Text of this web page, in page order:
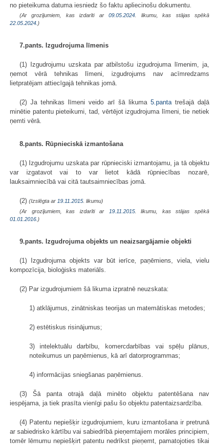
no pieteikuma datuma iesniedz šo faktu apliecinošu dokumentu.
(Ar grozījumiem, kas izdarīti ar09.05.2024 . likumu, kas stājas spēkā
22.05.2024. )
7.pants. Izgudrojuma līmenis
(1) Izgudrojumu uzskata par atbilstošu izgudrojuma līmenim, ja,
ņemot vērā tehnikas līmeni, izgudrojums nav acīmredzams
lietpratējam attiecīgajā tehnikas jomā.
(2) Ja tehnikas līmeni veido arī šā likuma 5.pantatrešajā daļā
minētie patentu pieteikumi, tad, vērtējot izgudrojuma līmeni, tie netiek
ņemti vērā.
8.pants. Rūpnieciskā izmantošana
(1) Izgudrojumu uzskata par rūpnieciski izmantojamu, ja tā objektu
var izgatavot vai to var lietot kādā rūpniecības nozarē,
lauksaimniecībā vai citā tautsaimniecības jomā.
(2) (Izslēgta ar 19.11.2015 . likumu)
(Ar grozījumiem, kas izdarīti ar
19.11.2015. likumu, kas stājas spēkā
01.01.2016. )
9.pants. Izgudrojuma objekts un neaizsargājamie objekti
(1) Izgudrojuma objekts var būt ierīce, paņēmiens, viela, vielu
kompozīcija, bioloģisks materiāls.
(2) Par izgudrojumiem šā likuma izpratnē neuzskata:
1) atklājumus, zinātniskas teorijas un matemātiskas metodes;
2) estētiskus risinājumus;
3) intelektuālu darbību, komercdarbības vai spēļu plānus,
noteikumus un paņēmienus, kā arī datorprogrammas;
4) informācijas sniegšanas paņēmienus.
(3) Šā panta otrajā daļā minēto objektu patentēšana nav
iespējama, ja tiek prasīta vienīgi pašu šo objektu patentaizsardzība.
(4) Patentu nepiešķir izgudrojumiem, kuru izmantošana ir pretrunā
ar sabiedrisko kārtību vai sabiedrībā pieņemtajiem morāles principiem,
tomēr lēmumu nepiešķirt patentu nedrīkst pieņemt, pamatojoties tikai